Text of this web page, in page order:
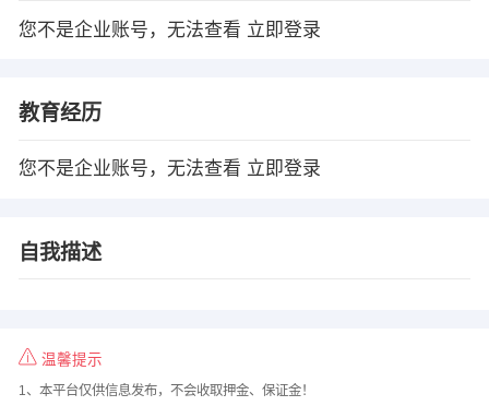
您不是企业账号，无法查看 立即登录
教育经历
您不是企业账号，无法查看 立即登录
自我描述
温馨提示
1、本平台仅供信息发布，不会收取押金、保证金！